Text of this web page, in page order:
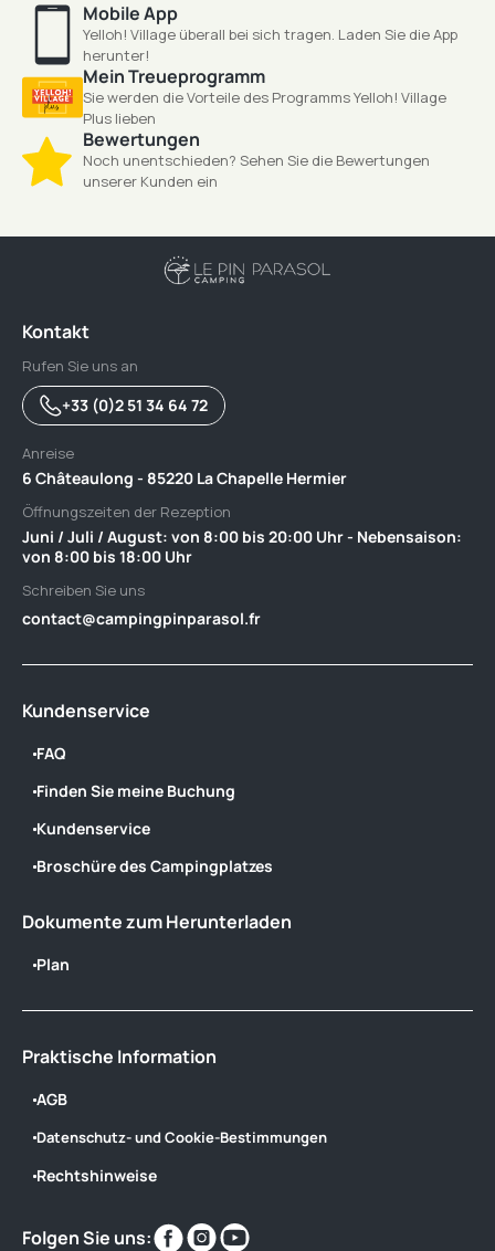
Mobile App
Yelloh! Village überall bei sich tragen. Laden Sie die App
herunter!
Mein Treueprogramm
Sie werden die Vorteile des Programms Yelloh! Village
Plus lieben
Bewertungen
Noch unentschieden? Sehen Sie die Bewertungen
unserer Kunden ein
Kontakt
Rufen Sie uns an
+33 (0)2 51 34 64 72
Anreise
6 Châteaulong - 85220 La Chapelle Hermier
Öffnungszeiten der Rezeption
Juni / Juli / August: von 8:00 bis 20:00 Uhr - Nebensaison:
von 8:00 bis 18:00 Uhr
Schreiben Sie uns
contact@campingpinparasol.fr
Kundenservice
FAQ
Finden Sie meine Buchung
Kundenservice
Broschüre des Campingplatzes
Dokumente zum Herunterladen
Plan
Praktische Information
AGB
Datenschutz- und Cookie-Bestimmungen
Rechtshinweise
Folgen Sie uns:
FindenFinden